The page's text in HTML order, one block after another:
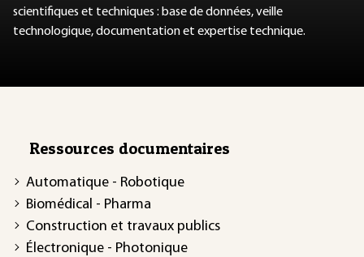
scientifiques et techniques : base de données, veille
technologique, documentation et expertise technique.
Ressources documentaires
Automatique - Robotique
Biomédical - Pharma
Construction et travaux publics
Électronique - Photonique